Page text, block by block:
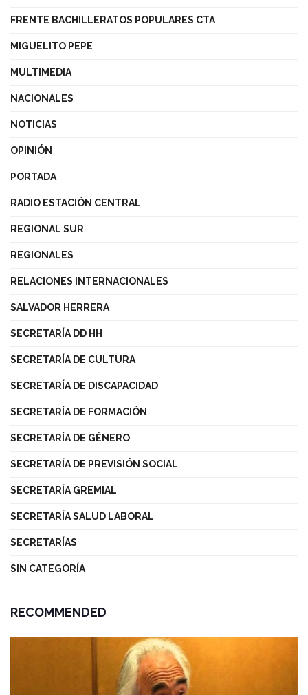
FRENTE BACHILLERATOS POPULARES CTA
MIGUELITO PEPE
MULTIMEDIA
NACIONALES
NOTICIAS
OPINIÓN
PORTADA
RADIO ESTACIÓN CENTRAL
REGIONAL SUR
REGIONALES
RELACIONES INTERNACIONALES
SALVADOR HERRERA
SECRETARÍA DD HH
SECRETARÍA DE CULTURA
SECRETARÍA DE DISCAPACIDAD
SECRETARÍA DE FORMACIÓN
SECRETARÍA DE GÉNERO
SECRETARÍA DE PREVISIÓN SOCIAL
SECRETARÍA GREMIAL
SECRETARÍA SALUD LABORAL
SECRETARÍAS
SIN CATEGORÍA
RECOMMENDED